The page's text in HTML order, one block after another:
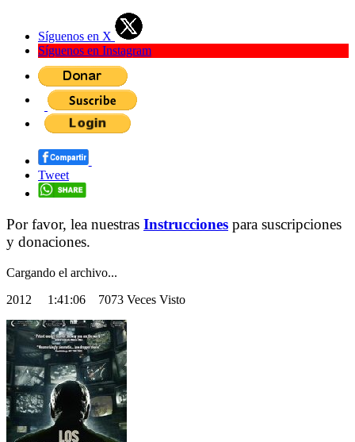
Síguenos en X
Síguenos en Instagram
Tweet
Por favor, lea nuestras Instrucciones para suscripciones
y donaciones.
Cargando el archivo...
2012 1:41:06 7073 Veces Visto